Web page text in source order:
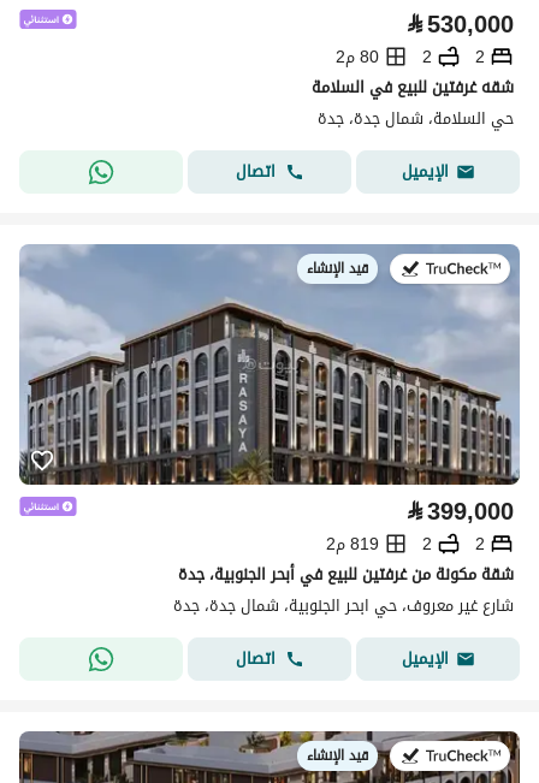
⃁530,000
2
2
80 م2
شقه غرفتين للبيع في السلامة
حي السلامة، شمال جدة، جدة
الإيميل
اتصال
في:قيد الإنشاء
⃁399,000
2
2
819 م2
شقة مكونة من غرفتين للبيع في أبحر الجنوبية، جدة
شارع غير معروف، حي ابحر الجنوبية، شمال جدة، جدة
الإيميل
اتصال
في:قيد الإنشاء